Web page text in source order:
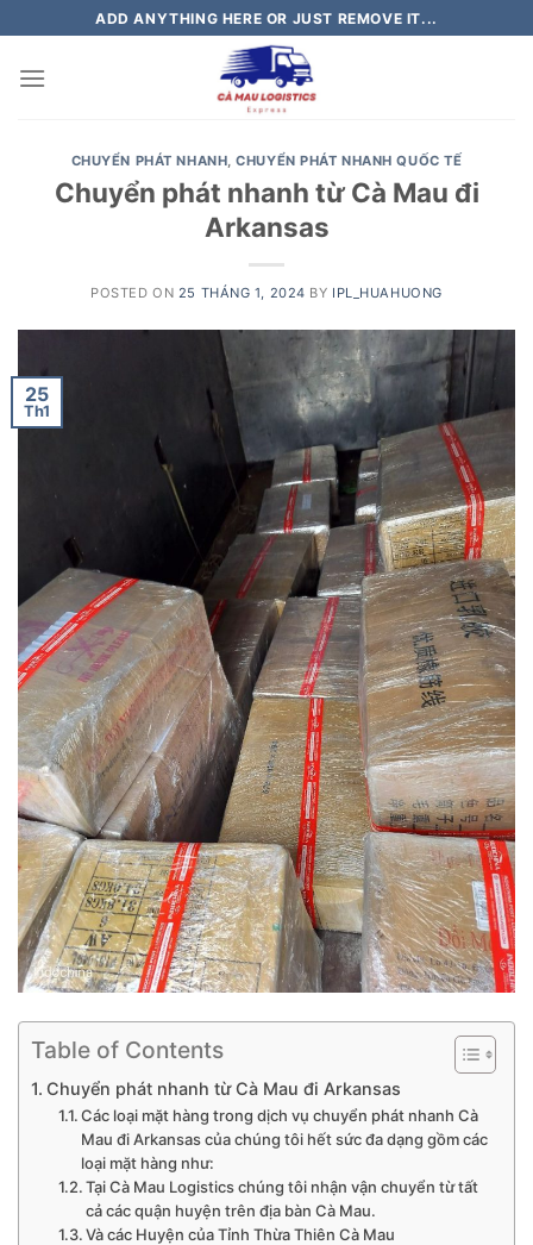
to
content
ADD ANYTHING HERE OR JUST REMOVE IT...
CHUYỂN PHÁT NHANH,CHUYỂN PHÁT NHANH QUỐC TẾ
Chuyển phát nhanh từ Cà Mau đi
Arkansas
POSTED ON 25 THÁNG 1, 2024 BY IPL_HUAHUONG
25
Th1
Table of Contents
Chuyển phát nhanh từ Cà Mau đi Arkansas
Các loại mặt hàng trong dịch vụ chuyển phát nhanh Cà
Mau đi Arkansas của chúng tôi hết sức đa dạng gồm các
loại mặt hàng như:
Tại Cà Mau Logistics chúng tôi nhận vận chuyển từ tất
cả các quận huyện trên địa bàn Cà Mau.
Và các Huyện của Tỉnh Thừa Thiên Cà Mau